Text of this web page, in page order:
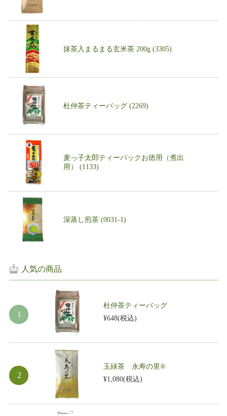
抹茶入まるまる玄米茶 200g (3305)
杜仲茶ティーバッグ (2269)
麦っ子太郎ティーパックお徳用（煮出
用） (1133)
深蒸し煎茶 (0031-1)
人気の商品
杜仲茶ティーバッグ
¥648(税込)
玉緑茶 永寿の里®
¥1,080(税込)